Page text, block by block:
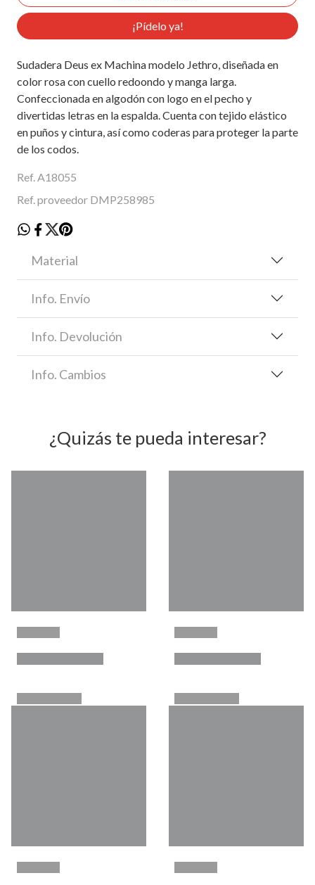
¡Pídelo ya!
Sudadera Deus ex Machina modelo Jethro, diseñada en
color rosa con cuello redoondo y manga larga.
Confeccionada en algodón con logo en el pecho y
divertidas letras en la espalda. Cuenta con tejido elástico
en puños y cintura, así como coderas para proteger la parte
de los codos.
Ref. A18055
Ref. proveedor DMP258985
Material
Info. Envío
Info. Devolución
Info. Cambios
¿Quizás te pueda interesar?